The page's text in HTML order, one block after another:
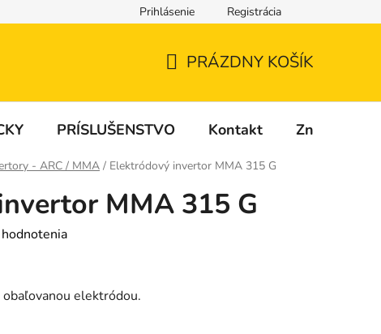
Prihlásenie Registrácia
KOŠÍK
PRÁZDNY KOŠÍK
PRÍSLUŠENSTVO Kontakt Značky
- ARC / MMA / Elektródový invertor MMA 315 G
MMA 315 G
elektródou.